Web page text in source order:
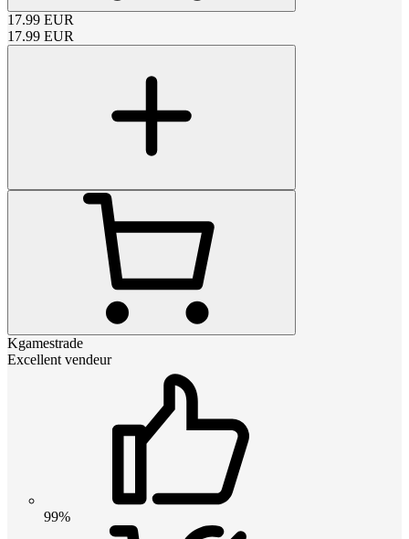
17.99 EUR
17.99 EUR
Kgamestrade
Excellent vendeur
99%